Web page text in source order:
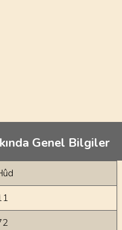
Genel Bilgiler